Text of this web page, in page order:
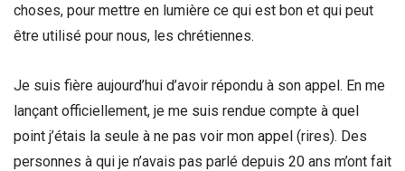
choses, pour mettre en lumière ce qui est bon et qui peut
être utilisé pour nous, les chrétiennes.
Je suis fière aujourd’hui d’avoir répondu à son appel. En me
lançant officiellement, je me suis rendue compte à quel
point j’étais la seule à ne pas voir mon appel (rires). Des
personnes à qui je n’avais pas parlé depuis 20 ans m’ont fait